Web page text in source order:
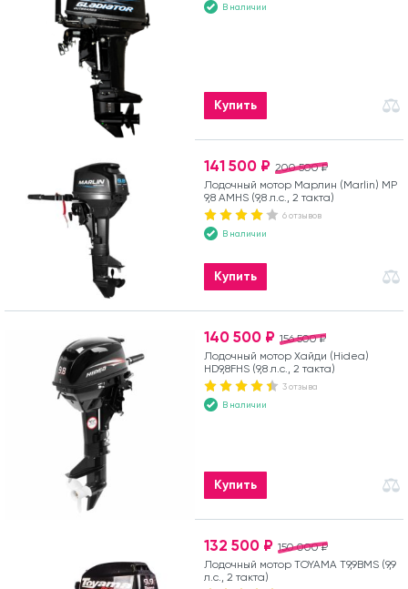
В наличии
Купить
200 500 ₽
141 500 ₽
Лодочный мотор Марлин (Marlin) MP
9,8 AMHS (9,8 л.с., 2 такта)
6 отзывов
В наличии
Купить
156 500 ₽
140 500 ₽
Лодочный мотор Хайди (Hidea)
HD9,8FHS (9,8 л.с., 2 такта)
3 отзыва
В наличии
Купить
150 000 ₽
132 500 ₽
Лодочный мотор TOYAMA T9,9BMS (9,9
л.с., 2 такта)